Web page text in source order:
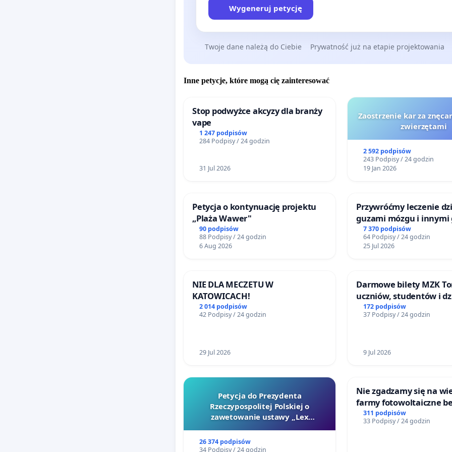
Dlatego prosimy o ponowne przeanalizowanie zastosowania
innych, nie śmiertelnych rozwiązań oraz położenie nacisku na
zwierzętami na terenie miasta. Wnosimy o powołanie zespołu
ekspertów i wdrożenie w pierwszej kolejności programu
edukacyjnego dla mieszkańców i szczelnych pojemników na
My, niżej podpisani:
Wygeneruj petycję
Twoje dane należą do Ciebie Prywatność już na etapie projektowania
Inne petycje, które mogą cię zainteresować
Stop podwyżce akcyzy dla branży
vape
1 247 podpisów
284 Podpisy / 24 godzin
31 Jul 2026
Zaostrzenie kar za
zwierzętami
2 592 podpisów
243 Podpisy / 24 godzin
19 Jan 2026
Petycja o kontynuację projektu
„Plaża Wawer"
90 podpisów
88 Podpisy / 24 godzin
6 Aug 2026
Przywróćmy leczenie
guzami mózgu i innymi
litymi do
Centrum Zdrowia
Katowicach
7 370 podpisów
64 Podpisy / 24 godzin
25 Jul 2026
NIE DLA MECZETU W
KATOWICACH!
2 014 podpisów
42 Podpisy / 24 godzin
29 Jul 2026
Darmowe bilety MZK
uczniów, studentów i
172 podpisów
37 Podpisy / 24 godzin
9 Jul 2026
Petycja do Prezydenta
Rzeczypospolitej Polskiej o
zawetowanie ustawy „Lex
26 374 podpisów
34 Podpisy / 24 godzin
Nie zgadzamy się na
farmy fotowoltaiczne
rzetelnych analiz i
mieszkańców
311 podpisów
33 Podpisy / 24 godzin